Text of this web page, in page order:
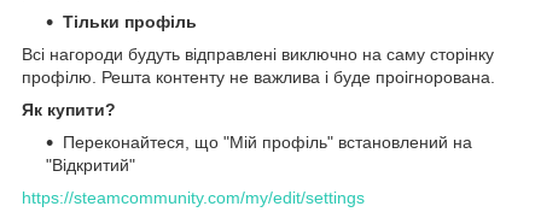
Тільки профіль
Всі нагороди будуть відправлені виключно на саму сторінку
профілю. Решта контенту не важлива і буде проігнорована.
Як купити?
Переконайтеся, що "Мій профіль" встановлений на
"Відкритий"
https://steamcommunity.com/my/edit/settings